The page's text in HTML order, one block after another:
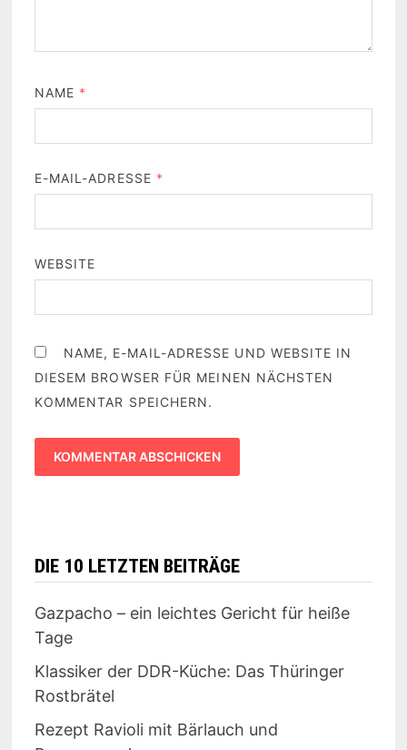
NAME *
E-MAIL-ADRESSE *
WEBSITE
NAME, E-MAIL-ADRESSE UND WEBSITE IN
DIESEM BROWSER FÜR MEINEN NÄCHSTEN
KOMMENTAR SPEICHERN.
DIE 10 LETZTEN BEITRÄGE
Gazpacho – ein leichtes Gericht für heiße
Tage
Klassiker der DDR-Küche: Das Thüringer
Rostbrätel
Rezept Ravioli mit Bärlauch und